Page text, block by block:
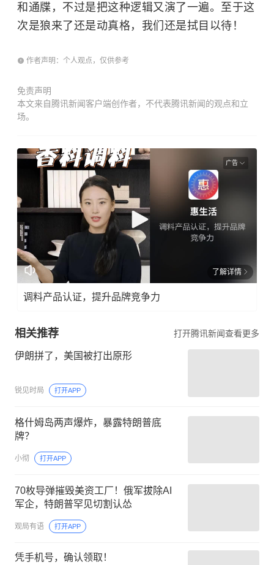
和通牒，不过是把这种逻辑又演了一遍。至于这
次是狼来了还是动真格，我们还是拭目以待！
作者声明：个人观点，仅供参考
免责声明
本文来自腾讯新闻客户端创作者，不代表腾讯新闻的观点和立
场。
广告
了解详情
调料产品认证，提升品牌竞争力
相关推荐 打开腾讯新闻查看更多
伊朗拼了，美国被打出原形
锐见时局 打开APP
格什姆岛两声爆炸，暴露特朗普底
牌？
小彻 打开APP
70枚导弹摧毁美资工厂！俄军拔除AI
军企，特朗普罕见切割认怂
观局有语 打开APP
凭手机号，确认领取！